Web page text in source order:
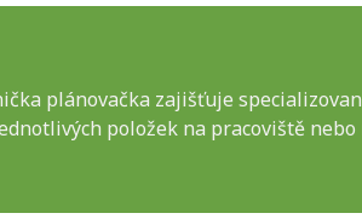
plánovačka zajišťuje
položek na pracoviště